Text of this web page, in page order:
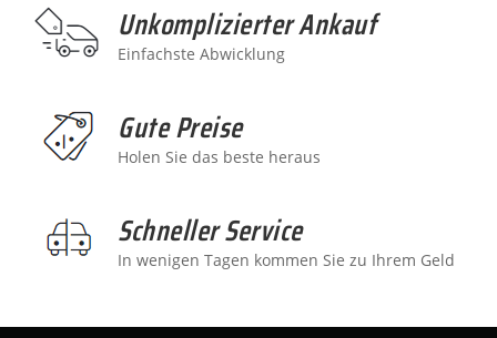
Unkomplizierter Ankauf
Einfachste Abwicklung
Gute Preise
Holen Sie das beste heraus
Schneller Service
In wenigen Tagen kommen Sie zu Ihrem Geld